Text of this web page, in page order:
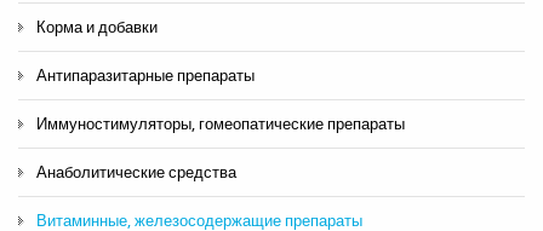
Корма и добавки
Антипаразитарные препараты
Иммуностимуляторы, гомеопатические препараты
Анаболитические средства
Витаминные, железосодержащие препараты